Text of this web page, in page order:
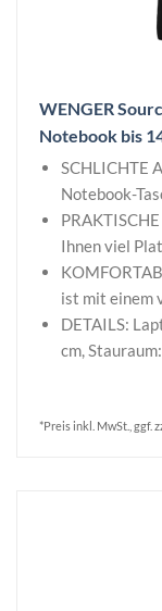
WENGER
Notebook bis
SCHLICHTE
Notebook-
Ihnen viel
ist mit einem
DETAILS:
cm,
*Preis inkl. MwSt., ggf.